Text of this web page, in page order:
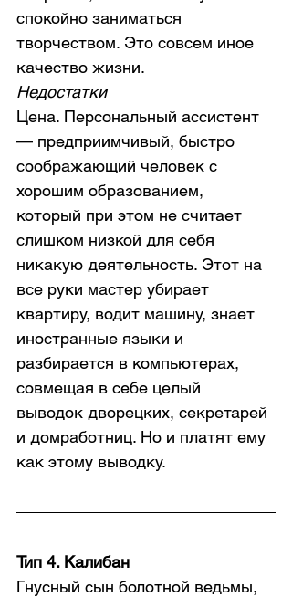
спокойно заниматься
творчеством. Это совсем иное
качество жизни.
Недостатки
Цена. Персональный ассистент
— предприимчивый, быстро
соображающий человек с
хорошим образованием,
который при этом не считает
слишком низкой для себя
никакую деятельность. Этот на
все руки мастер убирает
квартиру, водит машину, знает
иностранные языки и
разбирается в компьютерах,
совмещая в себе целый
выводок дворецких, секретарей
и домработниц. Но и платят ему
как этому выводку.
Тип 4. Калибан
Гнусный сын болотной ведьмы,